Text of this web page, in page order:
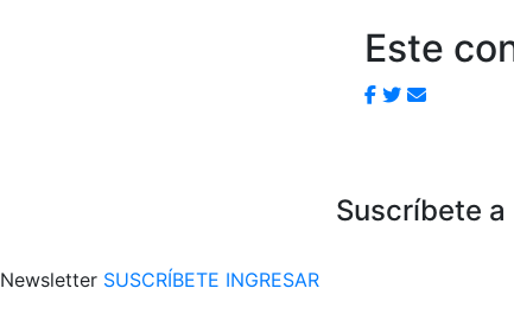
Este
Suscríbete
Newsletter SUSCRÍBETE INGRESAR